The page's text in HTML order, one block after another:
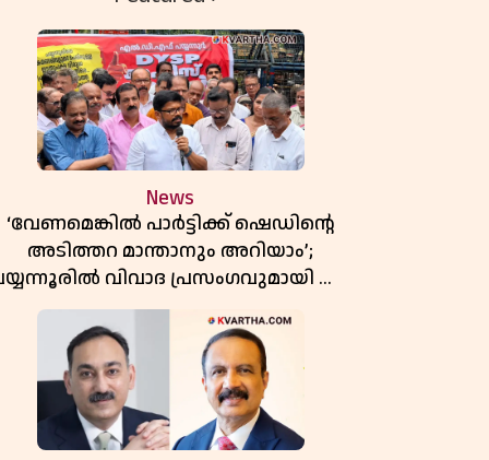
News
‘വേണമെങ്കിൽ പാർട്ടിക്ക് ഷെഡിൻ്റെ
അടിത്തറ മാന്താനും അറിയാം’;
വിവാദ പ്രസംഗവുമായി കെ
കെ രാഗേഷ്